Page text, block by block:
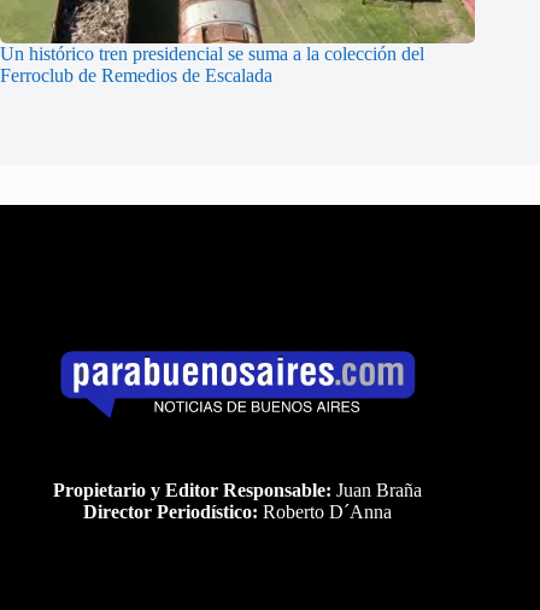
Un histórico tren presidencial se suma a la colección del
Ferroclub de Remedios de Escalada
Propietario y Editor Responsable: Juan Braña
Director Periodístico: Roberto D´Anna